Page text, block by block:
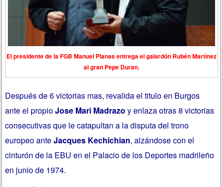
El presidente de la FGB Manuel Planas entrega el galardón Rubén Martínez
al gran Pepe Duran.
Después de 6 victorias mas, revalida el titulo en Burgos
ante el propioJose Mari Madrazo y enlaza otras 8 victorias
consecutivas que le catapultan a la disputa del trono
europeo anteJacques Kechichian, alzándose con el
cinturón de la EBU en el Palacio de los Deportes madrileño
en junio de 1974.